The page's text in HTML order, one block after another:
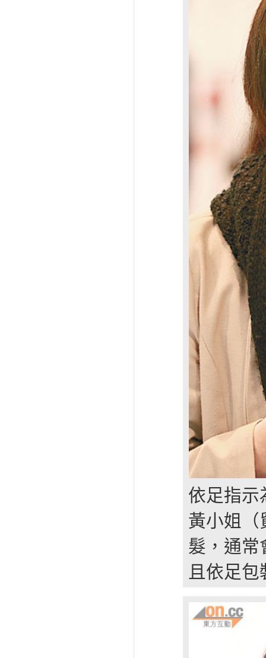
依足指示
黃小姐（
髮，通常
且依足